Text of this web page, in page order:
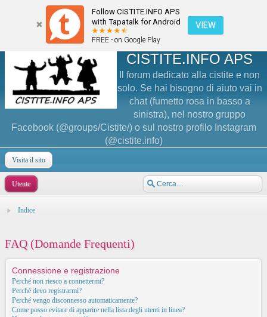
Follow CISTITE.INFO APS
with Tapatalk for Android
FREE - on Google Play
VIEW
CISTITE.INFO APS
Il forum dedicato alla cistite e non
solo. Se hai bisogno di aiuto vai in
chat (fumetto rosa in basso a
sinistra), nel nostro gruppo
Facebook (@groups/Cistite/) o sul nostro profilo Instagram
(@cistite.info)
Visita il sito
Utente
Indice
FAQ (Domande Frequenti)
Connessione e registrazione
Perché non riesco a connettermi?
Perché devo registrarmi?
Perché vengo disconnesso automaticamente?
Come posso evitare di apparire nella lista degli utenti in linea?